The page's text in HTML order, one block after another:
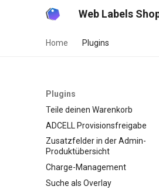
Web Labels
Home Plugins
Plugins
Teile deinen Warenkorb
ADCELL Provisionsfreigabe
Zusatzfelder in der Admin-
Produktübersicht
Charge-Management
Suche als Overlay